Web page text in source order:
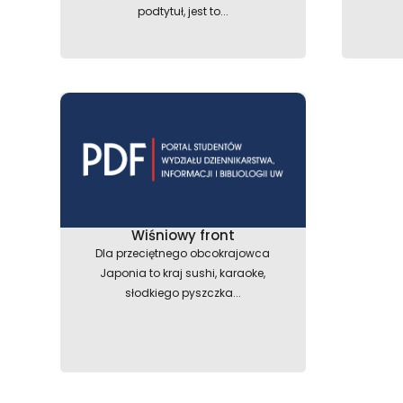
podtytuł, jest to...
Wiśniowy front
Dla przeciętnego obcokrajowca
Japonia to kraj sushi, karaoke,
słodkiego pyszczka...